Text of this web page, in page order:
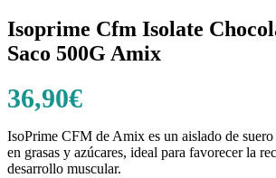
Isoprime Cfm Isolate
Saco 500G Amix
36,90€
IsoPrime CFM de Amix es un aislado de
en grasas y azúcares, ideal para favorecer la
desarrollo muscular.